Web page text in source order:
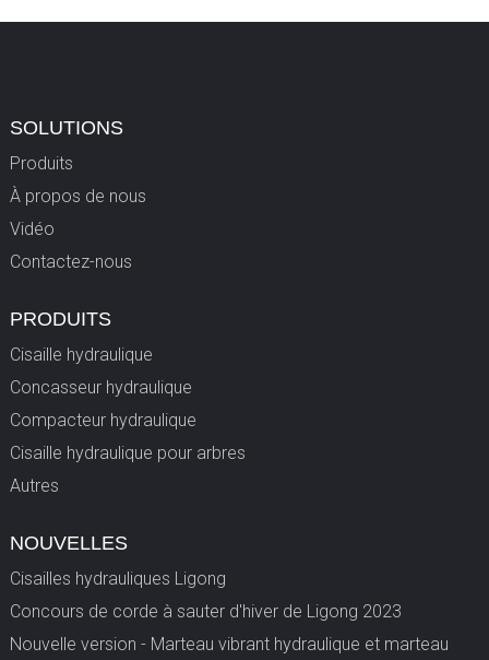
SOLUTIONS
Produits
À propos de nous
Vidéo
Contactez-nous
PRODUITS
Cisaille hydraulique
Concasseur hydraulique
Compacteur hydraulique
Cisaille hydraulique pour arbres
Autres
NOUVELLES
Cisailles hydrauliques Ligong
Concours de corde à sauter d'hiver de Ligong 2023
Nouvelle version - Marteau vibrant hydraulique et marteau